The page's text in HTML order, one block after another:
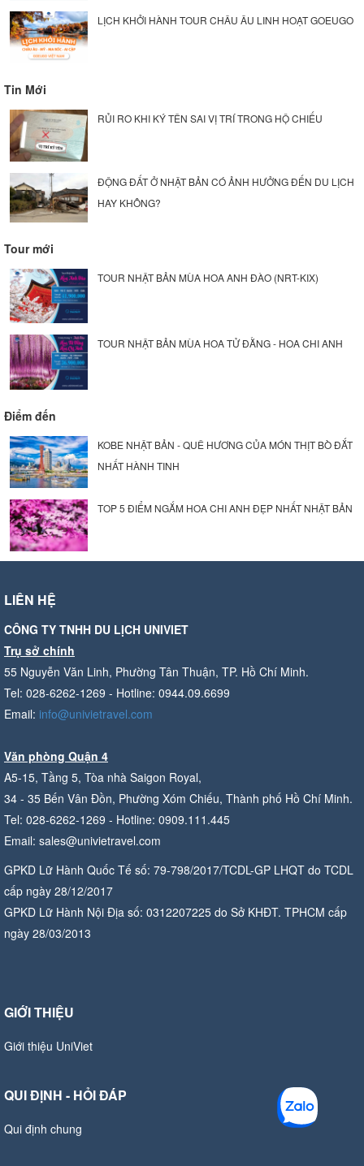
LỊCH KHỞI HÀNH TOUR CHÂU ÂU LINH HOẠT GOEUGO
Tin Mới
RỦI RO KHI KÝ TÊN SAI VỊ TRÍ TRONG HỘ CHIẾU
ĐỘNG ĐẤT Ở NHẬT BẢN CÓ ẢNH HƯỞNG ĐẾN DU LỊCH
HAY KHÔNG?
Tour mới
TOUR NHẬT BẢN MÙA HOA ANH ĐÀO (NRT-KIX)
TOUR NHẬT BẢN MÙA HOA TỬ ĐẰNG - HOA CHI ANH
Điểm đến
KOBE NHẬT BẢN - QUÊ HƯƠNG CỦA MÓN THỊT BÒ ĐẮT
NHẤT HÀNH TINH
TOP 5 ĐIỂM NGẮM HOA CHI ANH ĐẸP NHẤT NHẬT BẢN
LIÊN HỆ
CÔNG TY TNHH DU LỊCH UNIVIET
Trụ sở chính
55 Nguyễn Văn Linh, Phường Tân Thuận, TP. Hồ Chí Minh.
Tel: 028-6262-1269 - Hotline: 0944.09.6699
Email: info@univietravel.com
Văn phòng Quận 4
A5-15, Tầng 5, Tòa nhà Saigon Royal,
34 - 35 Bến Vân Đồn, Phường Xóm Chiếu, Thành phố Hồ Chí Minh.
Tel: 028-6262-1269 - Hotline: 0909.111.445
Email: sales@univietravel.com
GPKD Lữ Hành Quốc Tế số: 79-798/2017/TCDL-GP LHQT do TCDL
cấp ngày 28/12/2017
GPKD Lữ Hành Nội Địa số: 0312207225 do Sở KHĐT. TPHCM cấp
ngày 28/03/2013
GIỚI THIỆU
Giới thiệu UniViet
QUI ĐỊNH - HỎI ĐÁP
Qui định chung